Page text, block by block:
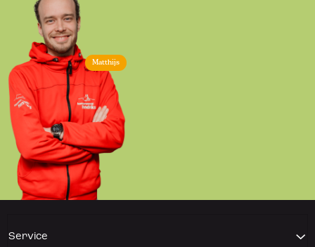
Matthijs
Service